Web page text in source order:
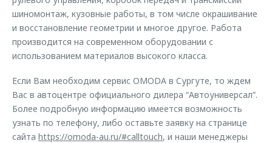
шиномонтаж, кузовные работы, в том числе окрашивание
и восстановление геометрии и многое другое. Работа
производится на современном оборудовании с
использованием материалов высокого класса.
Если Вам необходим сервис OMODA в Сургуте, то ждем
Вас в автоцентре официального дилера “Автоуниверсал”.
Более подробную информацию имеется возможность
узнать по телефону, либо оставьте заявку на странице
сайта https://omoda-au.ru/#calltouch, и наши менеджеры